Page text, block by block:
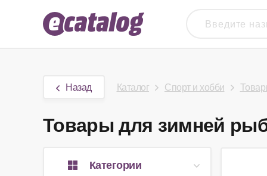
Назад Каталог Спорт и хобби
Товары для зимней
Категории